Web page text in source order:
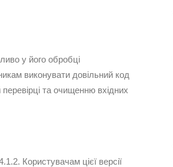
у його обробці
виконувати довільний код
та очищенню вхідних
Користувачам цієї версії